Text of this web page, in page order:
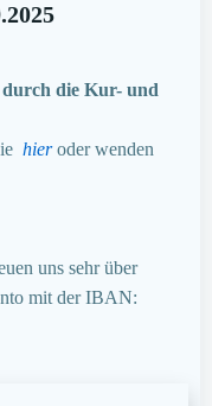
durch die Kur- und
hieroder wenden
uns sehr über
mit der IBAN: